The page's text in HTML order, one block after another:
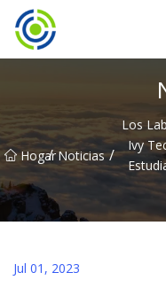
Hogar
/ Noticias /
Los
Ivy
Jul 01, 2023